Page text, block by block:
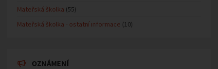
Mateřská školka (55)
Mateřská školka - ostatní informace (10)
OZNÁMENÍ